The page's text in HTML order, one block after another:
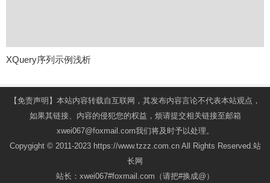
XQuery序列示例浅析
【免责声明】本站内容转载自互联网，其发布内容言论不代表本站观点，
如果其链接、内容的侵犯您的权益，烦请提交相关链接至邮箱
xwei067@foxmail.com我们将及时予以处理。
Copygight © 2011-2023 https://www.tzzz.com.cn All Rights Reserved.站
长网
站长：xwei067#foxmail.com（请把#换成@）